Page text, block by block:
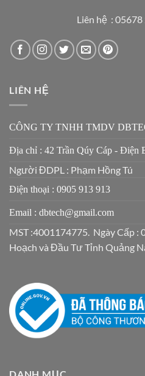
Liên hệ : 05678
LIÊN HỆ
CÔNG TY TNHH TMDV
Địa chỉ : 42 Trần Qúy Cáp -
Người ĐDPL : Phạm Hồng Tú
Điện thoại : 0905 913 913
Email : dbtech@gmail.com
MST :4001174775. Ngày Cấp :
Hoạch và Đầu Tư Tỉnh Quảng